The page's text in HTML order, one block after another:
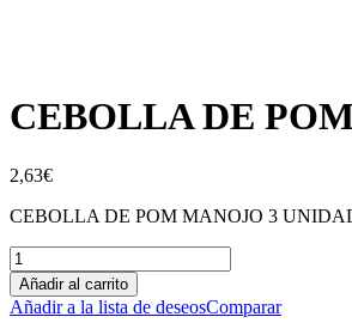
CEBOLLA DE
2,63€
CEBOLLA DE POM MANOJO 3
Añadir al carrito
Añadir a la lista de deseosComparar